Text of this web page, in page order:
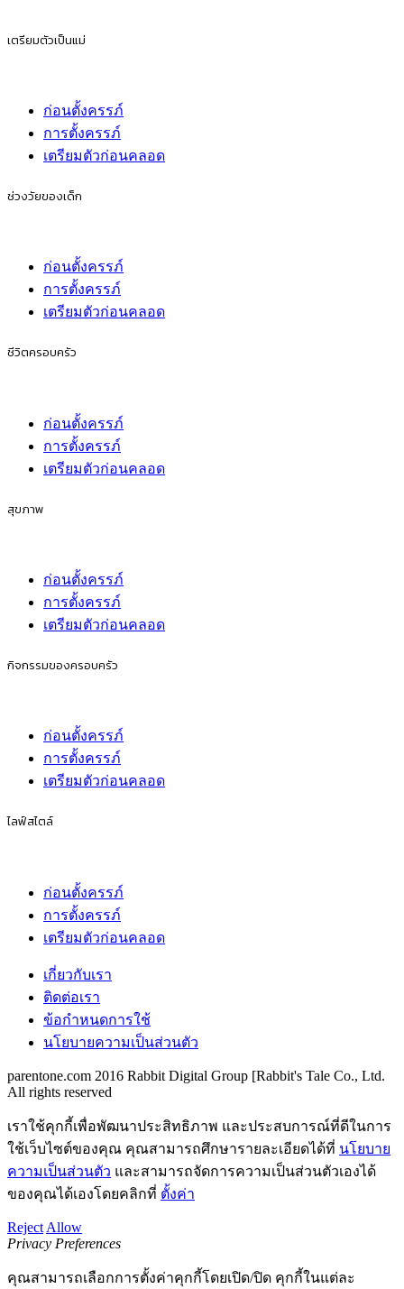
เตรียมตัวเป็นแม่
ก่อนตั้งครรภ์
การตั้งครรภ์
เตรียมตัวก่อนคลอด
ช่วงวัยของเด็ก
ก่อนตั้งครรภ์
การตั้งครรภ์
เตรียมตัวก่อนคลอด
ชีวิตครอบครัว
ก่อนตั้งครรภ์
การตั้งครรภ์
เตรียมตัวก่อนคลอด
สุขภาพ
ก่อนตั้งครรภ์
การตั้งครรภ์
เตรียมตัวก่อนคลอด
กิจกรรมของครอบครัว
ก่อนตั้งครรภ์
การตั้งครรภ์
เตรียมตัวก่อนคลอด
ไลฟ์สไตล์
ก่อนตั้งครรภ์
การตั้งครรภ์
เตรียมตัวก่อนคลอด
เกี่ยวกับเรา
ติดต่อเรา
ข้อกำหนดการใช้
นโยบายความเป็นส่วนตัว
parentone.com 2016 Rabbit Digital Group [Rabbit's Tale Co., Ltd.
All rights reserved
เราใช้คุกกี้เพื่อพัฒนาประสิทธิภาพ และประสบการณ์ที่ดีในการ
ใช้เว็บไซต์ของคุณ คุณสามารถศึกษารายละเอียดได้ที่ นโยบาย
ความเป็นส่วนตัว และสามารถจัดการความเป็นส่วนตัวเองได้
ของคุณได้เองโดยคลิกที่ ตั้งค่า
Reject Allow
Privacy Preferences
คุณสามารถเลือกการตั้งค่าคุกกี้โดยเปิด/ปิด คุกกี้ในแต่ละ